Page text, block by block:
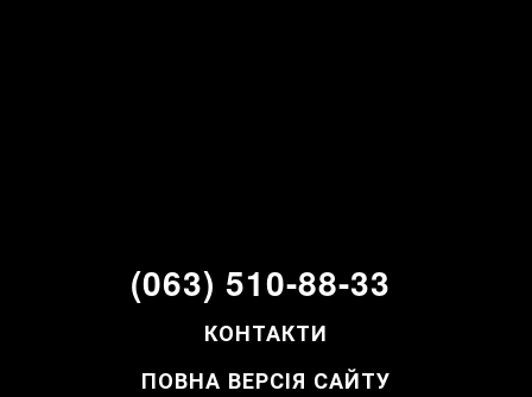
(063) 510-88-33
КОНТАКТИ
ПОВНА ВЕРСІЯ САЙТУ